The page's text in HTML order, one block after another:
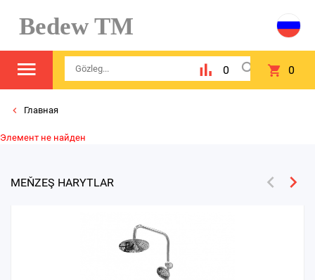
Bedew TM
0 0
Главная
Элемент не найден
MEŇZEŞ HARYTLAR